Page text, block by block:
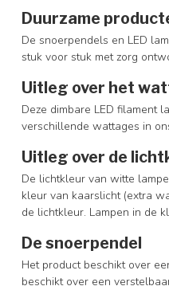
Duurzame
De snoerpendels en LED
stuk voor stuk met zorg
Uitleg over het
Deze dimbare LED filament
verschillende wattages in
Uitleg over de
De lichtkleur van witte
kleur van kaarslicht (extra
de lichtkleur. Lampen in de
De snoerpendel
Het product beschikt over
beschikt over een